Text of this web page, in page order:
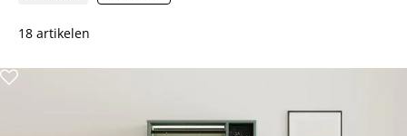
18 artikelen